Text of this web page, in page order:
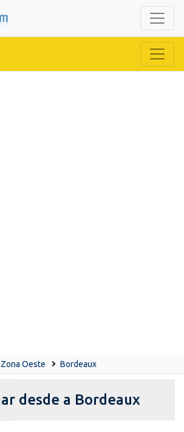
Zona Oeste Bordeaux
desde a Bordeaux